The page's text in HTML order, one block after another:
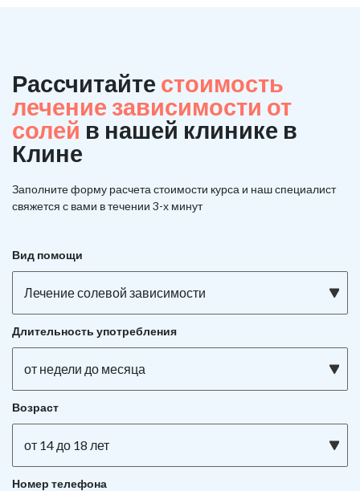
Рассчитайте стоимость
лечение зависимости от
солей в нашей клинике в
Клине
Заполните форму расчета стоимости курса и наш специалист
свяжется с вами в течении 3-х минут
Вид помощи
Лечение солевой зависимости
Длительность употребления
от недели до месяца
Возраст
от 14 до 18 лет
Номер телефона